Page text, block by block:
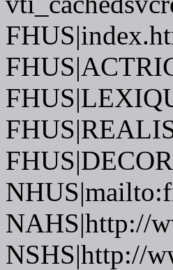
NAHS|http://
NSHS|http://